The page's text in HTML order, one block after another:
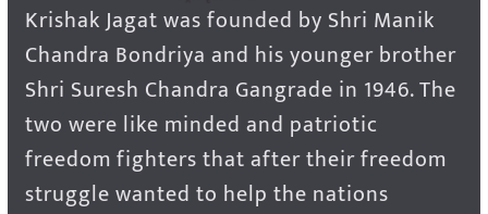
Krishak Jagat was founded by Shri Manik
Chandra Bondriya and his younger brother
Shri Suresh Chandra Gangrade in 1946. The
two were like minded and patriotic
freedom fighters that after their freedom
struggle wanted to help the nations